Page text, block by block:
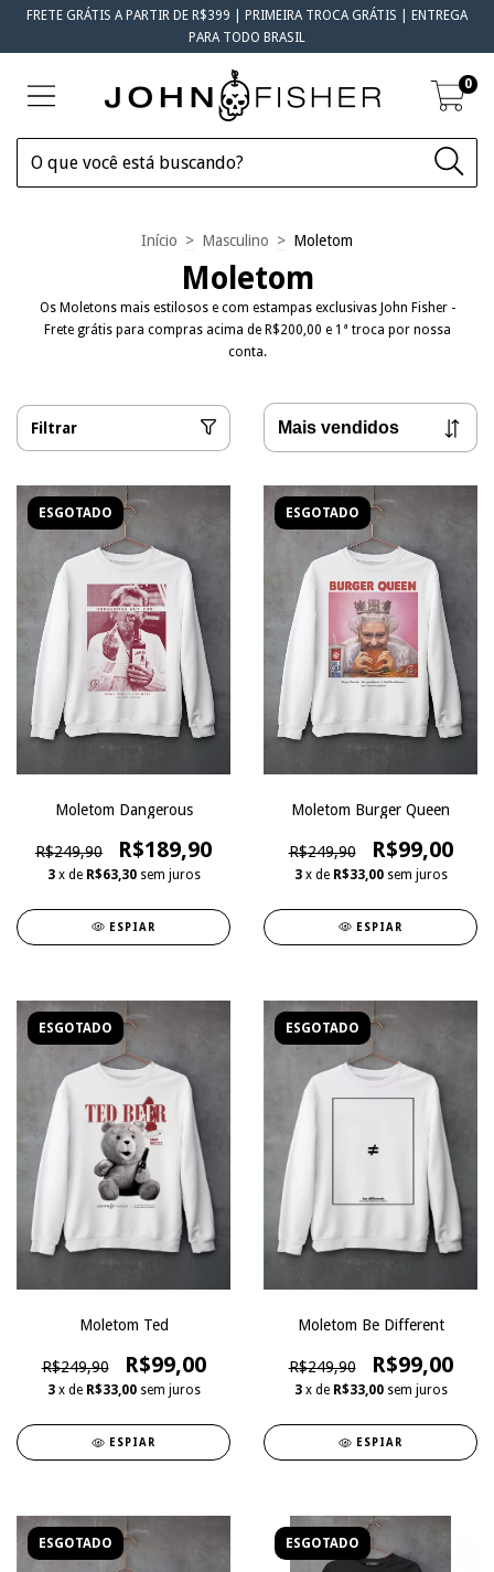
FRETE GRÁTIS A PARTIR DE R$399 | PRIMEIRA TROCA GRÁTIS | ENTREGA
PARA TODO BRASIL
0
Início > Masculino > Moletom
Moletom
Os Moletons mais estilosos e com estampas exclusivas John Fisher -
Frete grátis para compras acima de R$200,00 e 1ª troca por nossa
conta.
Filtrar
ESGOTADO
Moletom Dangerous
R$249,90 R$189,90
3 x de R$63,30 sem juros
ESPIAR
ESGOTADO
Moletom Burger Queen
R$249,90 R$99,00
3 x de R$33,00 sem juros
ESPIAR
ESGOTADO
Moletom Ted
R$249,90 R$99,00
3 x de R$33,00 sem juros
ESPIAR
ESGOTADO
Moletom Be Different
R$249,90 R$99,00
3 x de R$33,00 sem juros
ESPIAR
ESGOTADO ESGOTADO